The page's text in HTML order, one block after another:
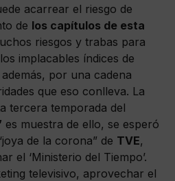
acarrear el riesgo de
de los capítulos de esta
riesgos y trabas para
implacables índices de
por una cadena
que eso conlleva. La
tercera temporada del
es muestra de ello, se esperó
de la corona” de TVE,
el ‘Ministerio del Tiempo’.
televisivo, aprovechar el